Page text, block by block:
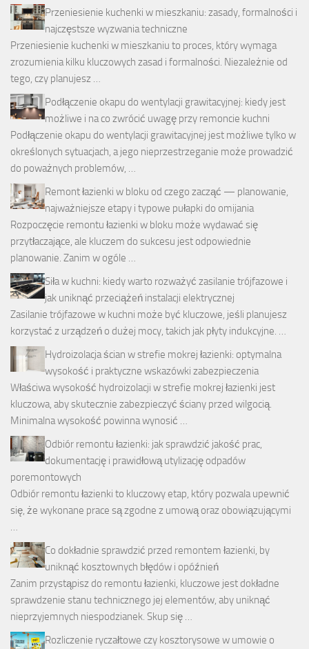
Przeniesienie kuchenki w mieszkaniu: zasady, formalności i
najczęstsze wyzwania techniczne
Przeniesienie kuchenki w mieszkaniu to proces, który wymaga
zrozumienia kilku kluczowych zasad i formalności. Niezależnie od
tego, czy planujesz …
Podłączenie okapu do wentylacji grawitacyjnej: kiedy jest
możliwe i na co zwrócić uwagę przy remoncie kuchni
Podłączenie okapu do wentylacji grawitacyjnej jest możliwe tylko w
określonych sytuacjach, a jego nieprzestrzeganie może prowadzić
do poważnych problemów, …
Remont łazienki w bloku od czego zacząć — planowanie,
najważniejsze etapy i typowe pułapki do omijania
Rozpoczęcie remontu łazienki w bloku może wydawać się
przytłaczające, ale kluczem do sukcesu jest odpowiednie
planowanie. Zanim w ogóle …
Siła w kuchni: kiedy warto rozważyć zasilanie trójfazowe i
jak uniknąć przeciążeń instalacji elektrycznej
Zasilanie trójfazowe w kuchni może być kluczowe, jeśli planujesz
korzystać z urządzeń o dużej mocy, takich jak płyty indukcyjne. …
Hydroizolacja ścian w strefie mokrej łazienki: optymalna
wysokość i praktyczne wskazówki zabezpieczenia
Właściwa wysokość hydroizolacji w strefie mokrej łazienki jest
kluczowa, aby skutecznie zabezpieczyć ściany przed wilgocią.
Minimalna wysokość powinna wynosić …
Odbiór remontu łazienki: jak sprawdzić jakość prac,
dokumentację i prawidłową utylizację odpadów
poremontowych
Odbiór remontu łazienki to kluczowy etap, który pozwala upewnić
się, że wykonane prace są zgodne z umową oraz obowiązującymi
…
Co dokładnie sprawdzić przed remontem łazienki, by
uniknąć kosztownych błędów i opóźnień
Zanim przystąpisz do remontu łazienki, kluczowe jest dokładne
sprawdzenie stanu technicznego jej elementów, aby uniknąć
nieprzyjemnych niespodzianek. Skup się …
Rozliczenie ryczałtowe czy kosztorysowe w umowie o